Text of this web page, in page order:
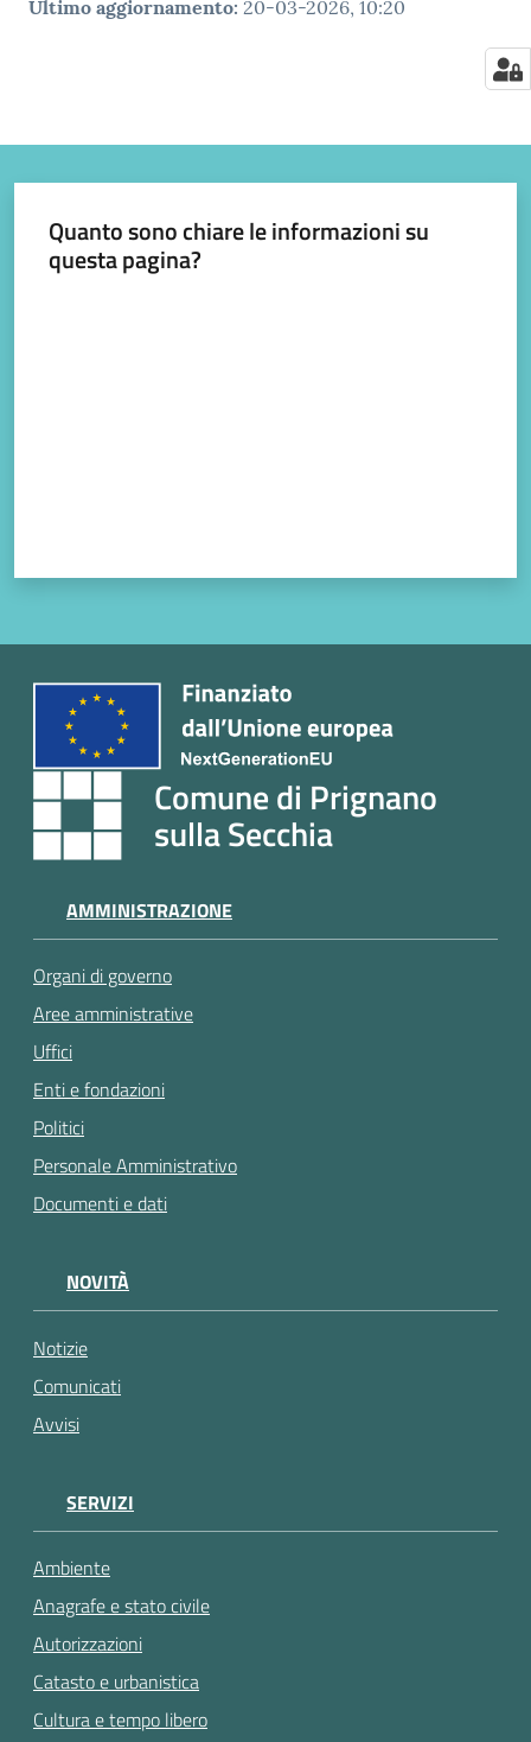
Ultimo aggiornamento: 20-03-2026, 10:20
Quanto sono chiare le informazioni su
questa pagina?
Comune di Prignano
sulla Secchia
AMMINISTRAZIONE
Organi di governo
Aree amministrative
Uffici
Enti e fondazioni
Politici
Personale Amministrativo
Documenti e dati
NOVITÀ
Notizie
Comunicati
Avvisi
SERVIZI
Ambiente
Anagrafe e stato civile
Autorizzazioni
Catasto e urbanistica
Cultura e tempo libero